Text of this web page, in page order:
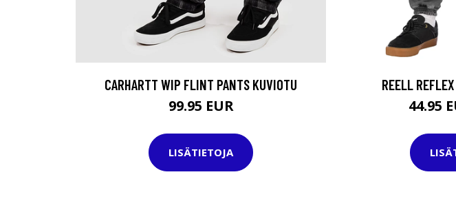
CARHARTT WIP FLINT PANTS KUVIOTU
99.95 EUR
LISÄTIETOJA
REELL
44.95